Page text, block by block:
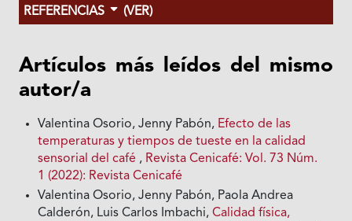
REFERENCIAS (VER)
Artículos más leídos del mismo
autor/a
Valentina Osorio, Jenny Pabón, Efecto de las
temperaturas y tiempos de tueste en la calidad
sensorial del café , Revista Cenicafé: Vol. 73 Núm.
1 (2022): Revista Cenicafé
Valentina Osorio, Jenny Pabón, Paola Andrea
Calderón, Luis Carlos Imbachi,Calidad física,